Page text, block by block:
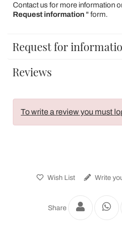
Contact us for more information
Request information " form.
Request for
Reviews
To write a review you must
Wish List Write
Share